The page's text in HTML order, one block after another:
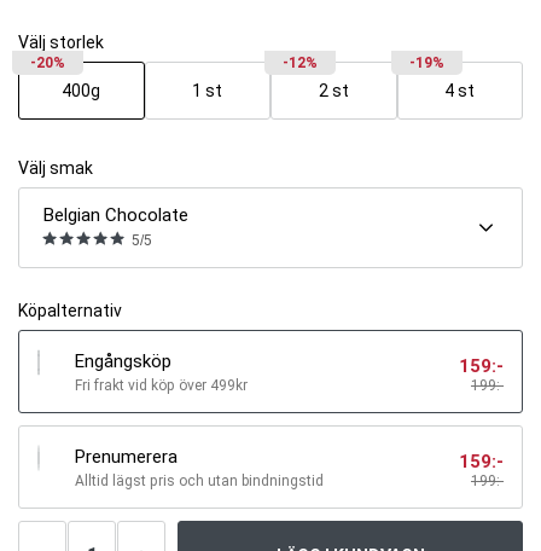
Välj storlek
-20%
400g 1 st
-12%
2 st
-19%
4 st
Välj smak
Belgian Chocolate
5/5
Köpalternativ
Engångsköp
Fri frakt vid köp över 499kr 199:-
159:-
Prenumerera
Alltid lägst pris och utan bindningstid 199:-
159:-
Antal